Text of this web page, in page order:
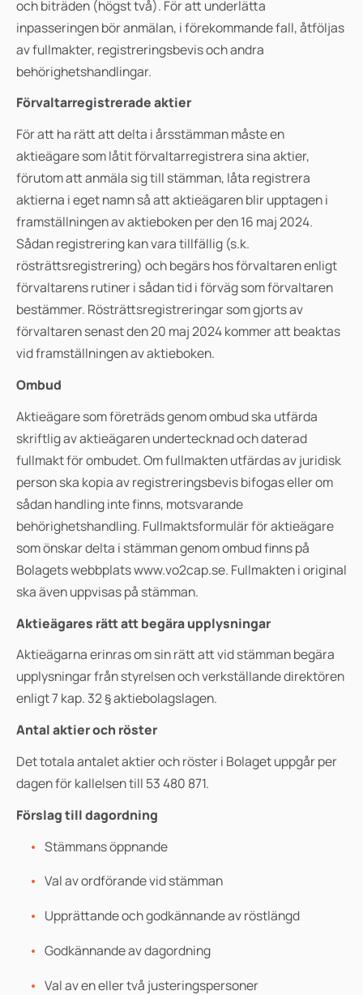
och biträden (högst två). För att underlätta
inpasseringen bör anmälan, i förekommande fall, åtföljas
av fullmakter, registreringsbevis och andra
behörighetshandlingar.
Förvaltarregistrerade aktier
För att ha rätt att delta i årsstämman måste en
aktieägare som låtit förvaltarregistrera sina aktier,
förutom att anmäla sig till stämman, låta registrera
aktierna i eget namn så att aktieägaren blir upptagen i
framställningen av aktieboken per den 16 maj 2024.
Sådan registrering kan vara tillfällig (s.k.
rösträttsregistrering) och begärs hos förvaltaren enligt
förvaltarens rutiner i sådan tid i förväg som förvaltaren
bestämmer. Rösträttsregistreringar som gjorts av
förvaltaren senast den 20 maj 2024 kommer att beaktas
vid framställningen av aktieboken.
Ombud
Aktieägare som företräds genom ombud ska utfärda
skriftlig av aktieägaren undertecknad och daterad
fullmakt för ombudet. Om fullmakten utfärdas av juridisk
person ska kopia av registreringsbevis bifogas eller om
sådan handling inte finns, motsvarande
behörighetshandling. Fullmaktsformulär för aktieägare
som önskar delta i stämman genom ombud finns på
Bolagets webbplats www.vo2cap.se. Fullmakten i original
ska även uppvisas på stämman.
Aktieägares rätt att begära upplysningar
Aktieägarna erinras om sin rätt att vid stämman begära
upplysningar från styrelsen och verkställande direktören
enligt 7 kap. 32 § aktiebolagslagen.
Antal aktier och röster
Det totala antalet aktier och röster i Bolaget uppgår per
dagen för kallelsen till 53 480 871.
Förslag till dagordning
Stämmans öppnande
Val av ordförande vid stämman
Upprättande och godkännande av röstlängd
Godkännande av dagordning
Val av en eller två justeringspersoner